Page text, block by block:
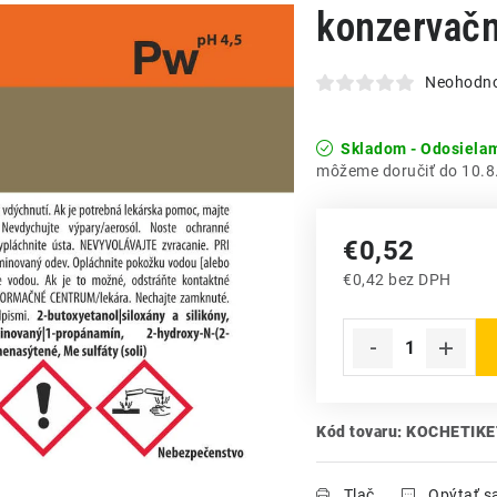
Skladom -
€0,52
€0,42 bez DPH
Kód tovaru: